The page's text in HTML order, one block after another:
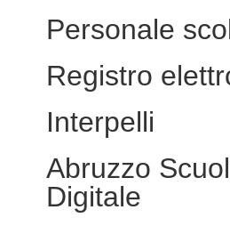
Personale
Registro
Interpelli
Abruzzo
Digitale